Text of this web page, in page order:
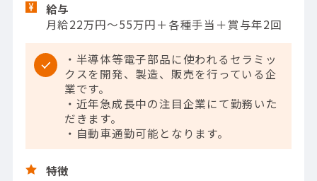
給与
月給22万円～55万円＋各種手当＋賞与年2回
・半導体等電子部品に使われるセラミッ
クスを開発、製造、販売を行っている企
業です。
・近年急成長中の注目企業にて勤務いた
だきます。
・自動車通勤可能となります。
特徴